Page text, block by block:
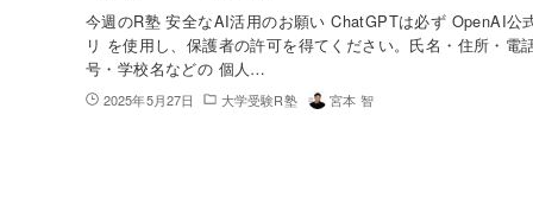
今週のR塾 安全なAI活用のお願い ChatGPTは必ず OpenAI公
リ を使用し、保護者の許可を得てください。氏名・住所・電
号・学校名などの 個人…
2025年5月27日 大学受験R塾 宮本 智